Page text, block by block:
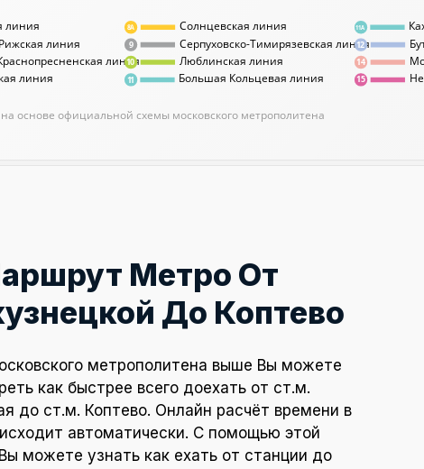
линия
линия
линия
линия
Солнцевская линия
Серпуховско-Тимирязевская линия
Люблинская линия
основе официальной схемы московского метрополитена
11А
Большая Кольцевая линия
9
10
12
8А
11
14
15
Метро От
До Коптево
метрополитена выше Вы можете
как быстрее всего доехать от ст.м.
до ст.м. Коптево. Онлайн расчёт времени в
автоматически. С помощью этой
можете узнать как ехать от станции до